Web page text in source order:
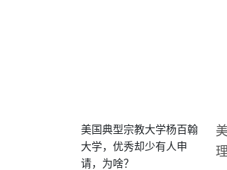
美国典型宗教大学杨百翰
大学，优秀却少有人申
请，为啥？